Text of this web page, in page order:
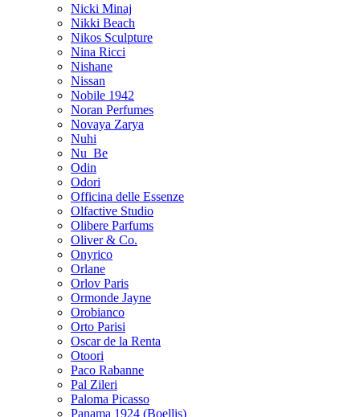
Nicki Minaj
Nikki Beach
Nikos Sculpture
Nina Ricci
Nishane
Nissan
Nobile 1942
Noran Perfumes
Novaya Zarya
Nuhi
Nu_Be
Odin
Odori
Officina delle Essenze
Olfactive Studio
Olibere Parfums
Oliver & Co.
Onyrico
Orlane
Orlov Paris
Ormonde Jayne
Orobianco
Orto Parisi
Oscar de la Renta
Otoori
Paco Rabanne
Pal Zileri
Paloma Picasso
Panama 1924 (Boellis)